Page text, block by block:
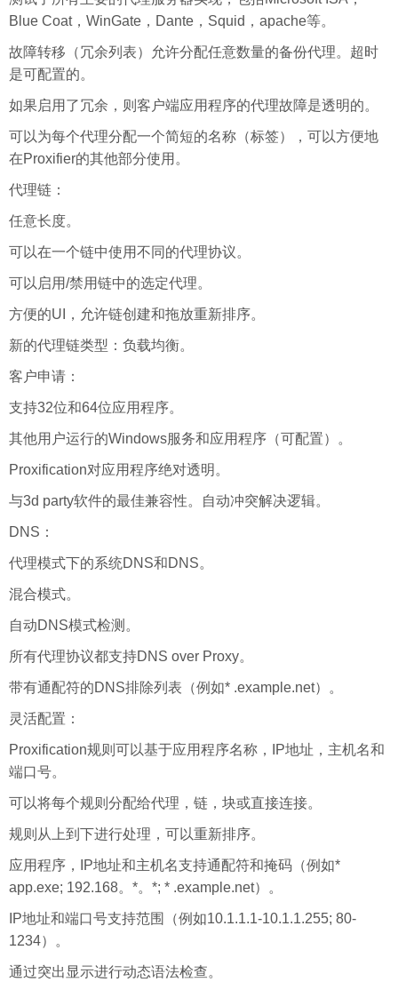
Blue Coat，WinGate，Dante，Squid，apache等。
故障转移（冗余列表）允许分配任意数量的备份代理。超时
是可配置的。
如果启用了冗余，则客户端应用程序的代理故障是透明的。
可以为每个代理分配一个简短的名称（标签），可以方便地
在Proxifier的其他部分使用。
代理链：
任意长度。
可以在一个链中使用不同的代理协议。
可以启用/禁用链中的选定代理。
方便的UI，允许链创建和拖放重新排序。
新的代理链类型：负载均衡。
客户申请：
支持32位和64位应用程序。
其他用户运行的Windows服务和应用程序（可配置）。
Proxification对应用程序绝对透明。
与3d party软件的最佳兼容性。自动冲突解决逻辑。
DNS：
代理模式下的系统DNS和DNS。
混合模式。
自动DNS模式检测。
所有代理协议都支持DNS over Proxy。
带有通配符的DNS排除列表（例如* .example.net）。
灵活配置：
Proxification规则可以基于应用程序名称，IP地址，主机名和
端口号。
可以将每个规则分配给代理，链，块或直接连接。
规则从上到下进行处理，可以重新排序。
应用程序，IP地址和主机名支持通配符和掩码（例如*
app.exe; 192.168。*。*; * .example.net）。
IP地址和端口号支持范围（例如10.1.1.1-10.1.1.255; 80-
1234）。
通过突出显示进行动态语法检查。